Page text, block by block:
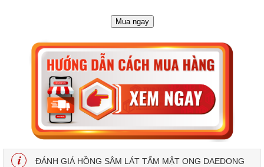
Mua ngay
ĐÁNH GIÁ HỒNG SÂM LÁT TẨM MẬT ONG DAEDONG